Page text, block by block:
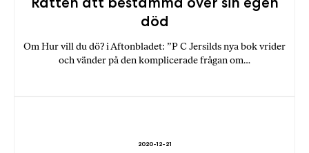
död
Om Hur vill du dö? i Aftonbladet: ”P C Jersilds nya bok vrider
och vänder på den komplicerade frågan om…
2020-12-21